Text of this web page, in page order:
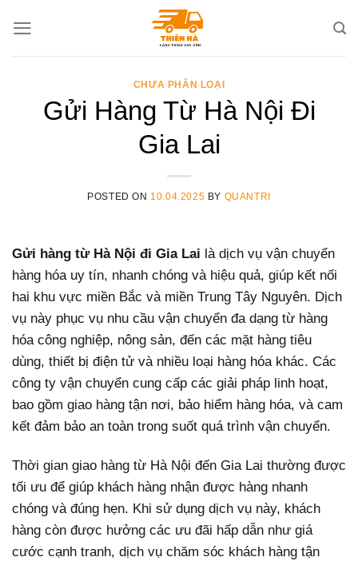
CHƯA PHÂN LOẠI
Gửi Hàng Từ Hà Nội Đi
Gia Lai
POSTED ON 10.04.2025 BY QUANTRI
Gửi hàng từ Hà Nội đi Gia Lai là dịch vụ vận chuyển
hàng hóa uy tín, nhanh chóng và hiệu quả, giúp kết nối
hai khu vực miền Bắc và miền Trung Tây Nguyên. Dịch
vụ này phục vụ nhu cầu vận chuyển đa dạng từ hàng
hóa công nghiệp, nông sản, đến các mặt hàng tiêu
dùng, thiết bị điện tử và nhiều loại hàng hóa khác. Các
công ty vận chuyển cung cấp các giải pháp linh hoạt,
bao gồm giao hàng tận nơi, bảo hiểm hàng hóa, và cam
kết đảm bảo an toàn trong suốt quá trình vận chuyển.
Thời gian giao hàng từ Hà Nội đến Gia Lai thường được
tối ưu để giúp khách hàng nhận được hàng nhanh
chóng và đúng hẹn. Khi sử dụng dịch vụ này, khách
hàng còn được hưởng các ưu đãi hấp dẫn như giá
cước cạnh tranh, dịch vụ chăm sóc khách hàng tận